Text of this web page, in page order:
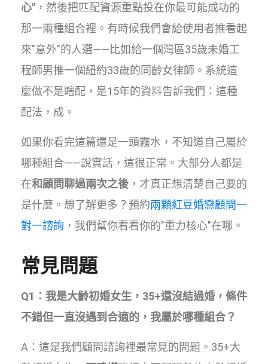
心" ，然後把匹配資源重點投在你最可能成功的
那一兩種組合裡。有時候我們會給使用者推看起
來"意外"的人選——比如給一個灣區35歲未婚工
程師男推一個紐約33歲的同齡女律師。系統這
麼做不是瞎配，是15年的資料告訴我們：這種
配法，成。
如果你看完這篇還是一頭霧水，不知道自己屬於
哪種組合——說實話，這很正常。大部分人都是
在和顧問聊過兩次之後 ，才真正想清楚自己要的
是什麼。想了解更多？預約兩顆紅豆婚戀顧問一
對一諮詢 ，我們幫你看看你的"重力核心"在哪。
常見問題
Q1：我是大齡初婚女生，35+還沒結過婚，條件
不錯但一直沒遇到合適的，我屬於哪種組合？
A：這是我們顧問諮詢裡最常見的問題。35+大